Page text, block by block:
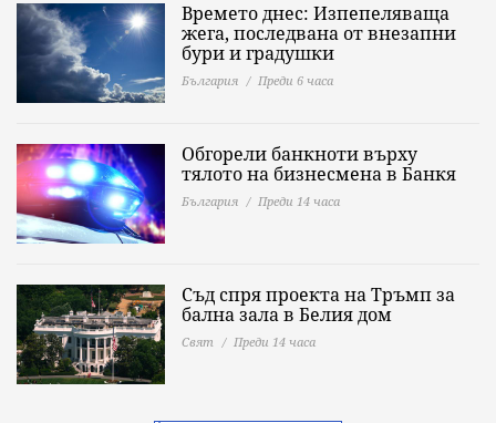
Времето днес: Изпепеляваща
жега, последвана от внезапни
бури и градушки
България Преди 6 часа
Обгорели банкноти върху
тялото на бизнесмена в Банкя
България Преди 14 часа
Съд спря проекта на Тръмп за
бална зала в Белия дом
Свят Преди 14 часа